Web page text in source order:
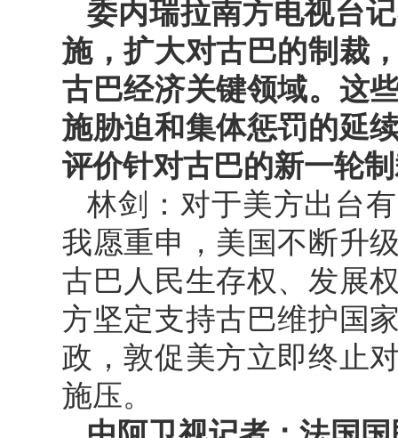
委内瑞拉南方电视台
施，扩大对古巴的制裁
古巴经济关键领域。这
施胁迫和集体惩罚的延
评价针对古巴的新一轮
林剑：对于美方出台
我愿重申，美国不断升
古巴人民生存权、发展
方坚定支持古巴维护国
政，敦促美方立即终止
施压。